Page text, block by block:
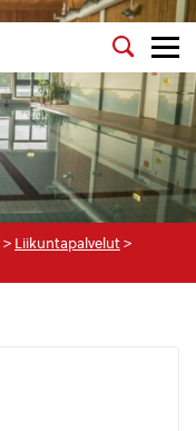
> Liikuntapalvelut >